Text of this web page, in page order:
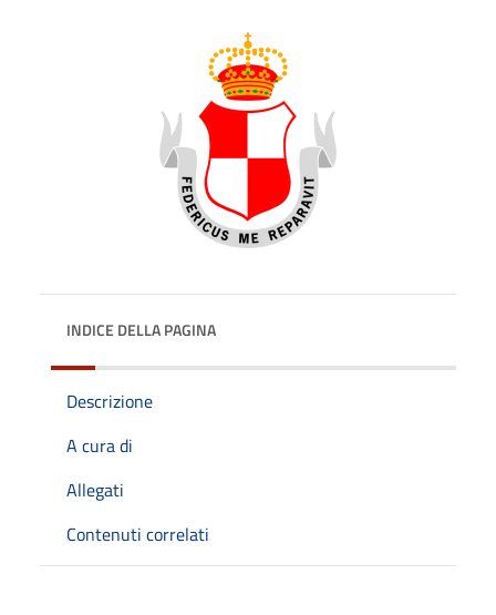
INDICE DELLA PAGINA
Descrizione
A cura di
Allegati
Contenuti correlati